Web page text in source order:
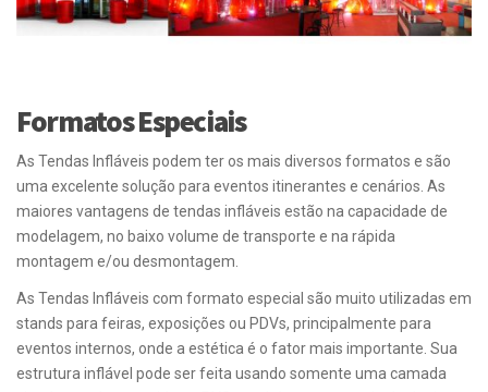
Formatos Especiais
As Tendas Infláveis podem ter os mais diversos formatos e são
uma excelente solução para eventos itinerantes e cenários. As
maiores vantagens de tendas infláveis estão na capacidade de
modelagem, no baixo volume de transporte e na rápida
montagem e/ou desmontagem.
As Tendas Infláveis com formato especial são muito utilizadas em
stands para feiras, exposições ou PDVs, principalmente para
eventos internos, onde a estética é o fator mais importante. Sua
estrutura inflável pode ser feita usando somente uma camada